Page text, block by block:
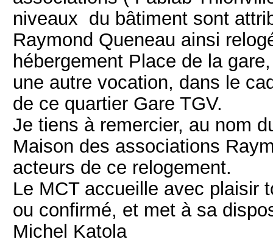
niveaux du bâtiment sont
Raymond Queneau ainsi
hébergement Place de la
une autre vocation, dans le
de ce quartier Gare TGV.
Je tiens à remercier, au nom
Maison des associations
acteurs de ce relogement.
Le MCT accueille avec plaisir
ou confirmé, et met à sa
Michel Katola